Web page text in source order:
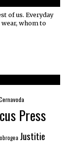
of us. Everyday
whom to
Press
Justitie